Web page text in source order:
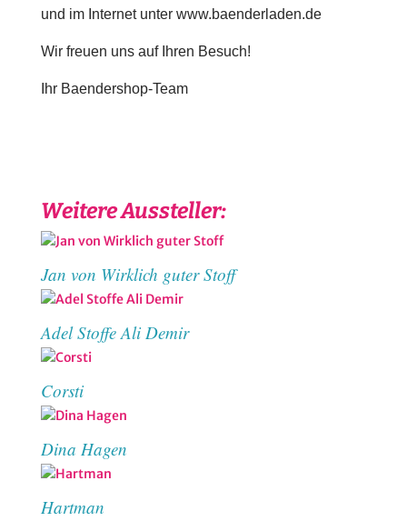
und im Internet unter www.baenderladen.de
Wir freuen uns auf Ihren Besuch!
Ihr Baendershop-Team
Weitere Aussteller:
Jan von Wirklich guter Stoff
Adel Stoffe Ali Demir
Corsti
Dina Hagen
Hartman